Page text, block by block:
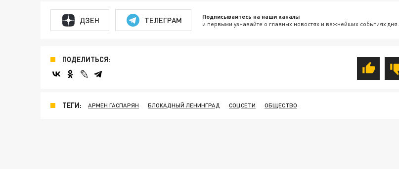
ДЗЕН ТЕЛЕГРАМ Подписывайтесь на наши каналы
и первыми узнавайте о главных новостях и важнейших событиях дня.
ПОДЕЛИТЬСЯ:
ТЕГИ: АРМЕН ГАСПАРЯН БЛОКАДНЫЙ ЛЕНИНГРАД СОЦСЕТИ ОБЩЕСТВО